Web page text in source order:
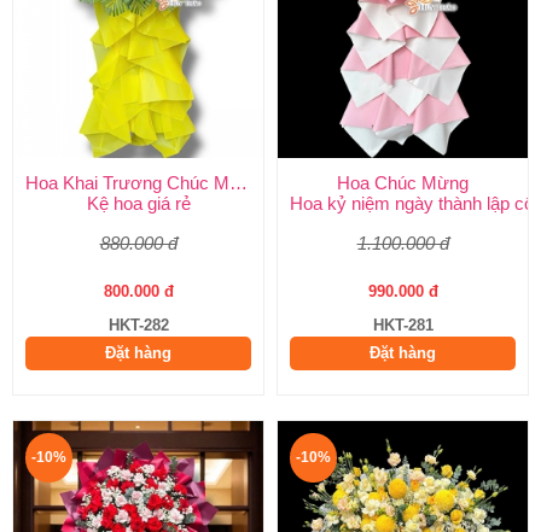
Hoa Khai Trương Chúc Mừng
Kệ hoa giá rẻ
880.000 đ
800.000 đ
HKT-282
Đặt hàng
Hoa Chúc Mừng
Hoa kỷ niệm ngày thành lập
1.100.000 đ
990.000 đ
HKT-281
Đặt hàng
-10% -10%